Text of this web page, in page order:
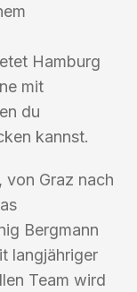
Hamburg
mit
du
kannst.
von Graz nach
Bergmann
langjähriger
Team wird